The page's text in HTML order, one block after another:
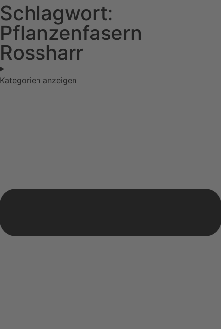
Schlagwort:
Pflanzenfasern
Rossharr
Kategorien anzeigen